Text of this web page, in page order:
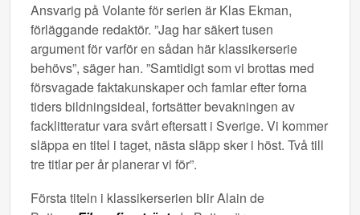
Ansvarig på Volante för serien är Klas Ekman,
förläggande redaktör. ”Jag har säkert tusen
argument för varför en sådan här klassikerserie
behövs”, säger han. ”Samtidigt som vi brottas med
försvagade faktakunskaper och famlar efter forna
tiders bildningsideal, fortsätter bevakningen av
facklitteratur vara svårt eftersatt i Sverige. Vi kommer
släppa en titel i taget, nästa släpp sker i höst. Två till
tre titlar per år planerar vi för”.
Första titeln i klassikerserien blir Alain de